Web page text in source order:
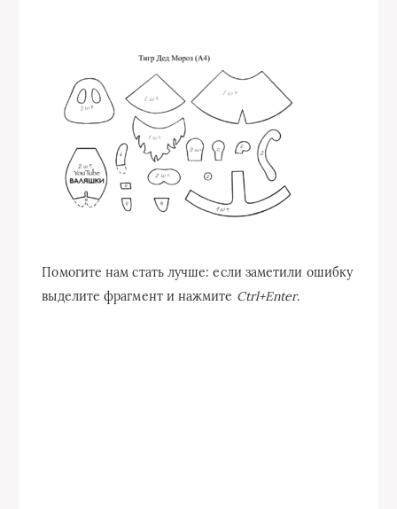
Помогите нам стать лучше: если заметили ошибку
выделите фрагмент и нажмите Ctrl+Enter.